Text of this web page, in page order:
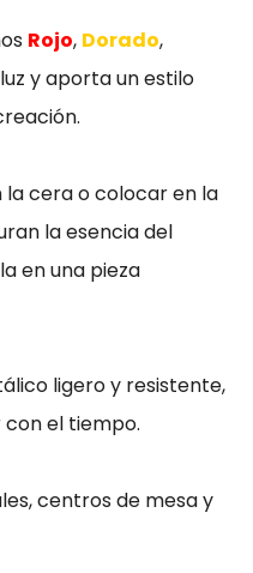
Rojo, Dorado,
y aporta un estilo
cera o colocar en la
la esencia del
en una pieza
ligero y resistente,
el tiempo.
centros de mesa y